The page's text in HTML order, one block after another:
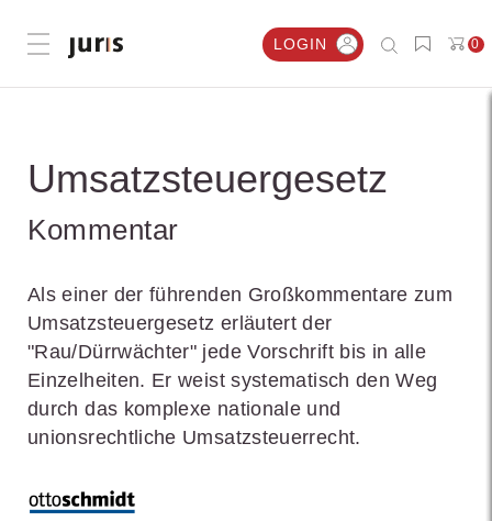
Menü öffnen LOGIN 0
Umsatzsteuergesetz
Kommentar
Als einer der führenden Großkommentare zum
Umsatzsteuergesetz erläutert der
"Rau/Dürrwächter" jede Vorschrift bis in alle
Einzelheiten. Er weist systematisch den Weg
durch das komplexe nationale und
unionsrechtliche Umsatzsteuerrecht.